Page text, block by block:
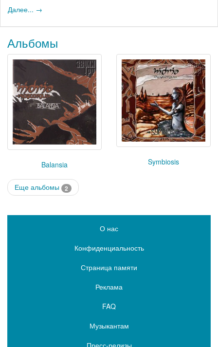
Далее... →
Альбомы
Balansia Symbiosis
Еще альбомы 2
О нас
Конфиденциальность
Страница памяти
Реклама
FAQ
Музыкантам